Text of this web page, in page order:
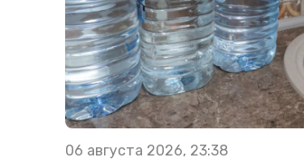
06 августа 2026, 23:38